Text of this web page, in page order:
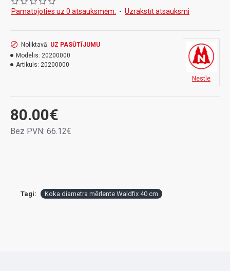
un netīrumu tīrīšanu. Īpašais sakausējums padara
ciparnīcu īpaši stingru, izturīgu un izturīgu. Pieejama
tādējādi tā svars ir tikai 400 600 g.
Mērīšanas skavas suports slīd pāri mērsliedei bez
laikapstākļiem.
Dziļi melnie cipari zem titāna krāsas anodētā
Pamatojoties uz 0 atsauksmēm. - Uzrakstīt atsauksmi
80.00€
Bez PVN: 66.12€
Noliktavā: UZ PASŪTĪJUMU
Modelis: 20200000
Artikuls: 20200000
Nestle
Tagi: Koka diametra mērlente Waldfix 40 cm